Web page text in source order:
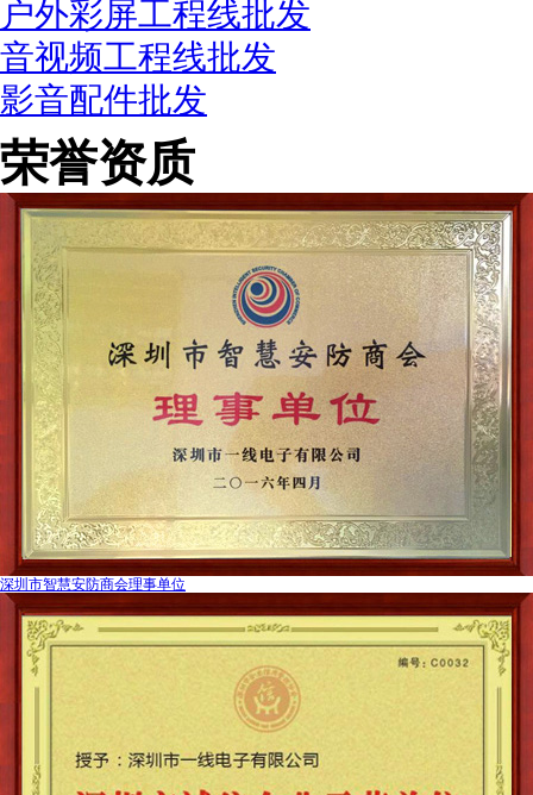
户外彩屏工程线批发
音视频工程线批发
影音配件批发
荣誉资质
深圳市智慧安防商会理事单位